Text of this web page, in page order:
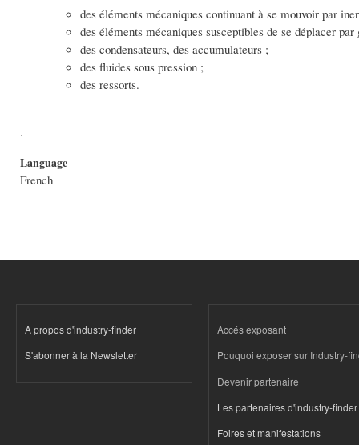
des éléments mécaniques continuant à se mouvoir par
des éléments mécaniques susceptibles de se déplacer
des condensateurs, des accumulateurs ;
des fluides sous pression ;
des ressorts.
.
Language
French
A propos d'industry-finder
S'abonner à la Newsletter
Accés exposant
Pouquoi exposer sur Industry-
Devenir partenaire
Les partenaires d'industry-finder
Foires et manifestations